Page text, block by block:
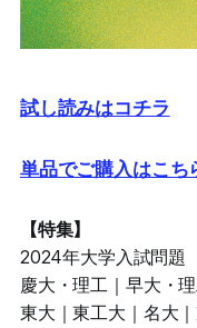
試し読みはコチラ
単品でご購入はこち
【特集】
2024年大学入試問題
慶大・理工｜早大・
東大｜東工大｜名大